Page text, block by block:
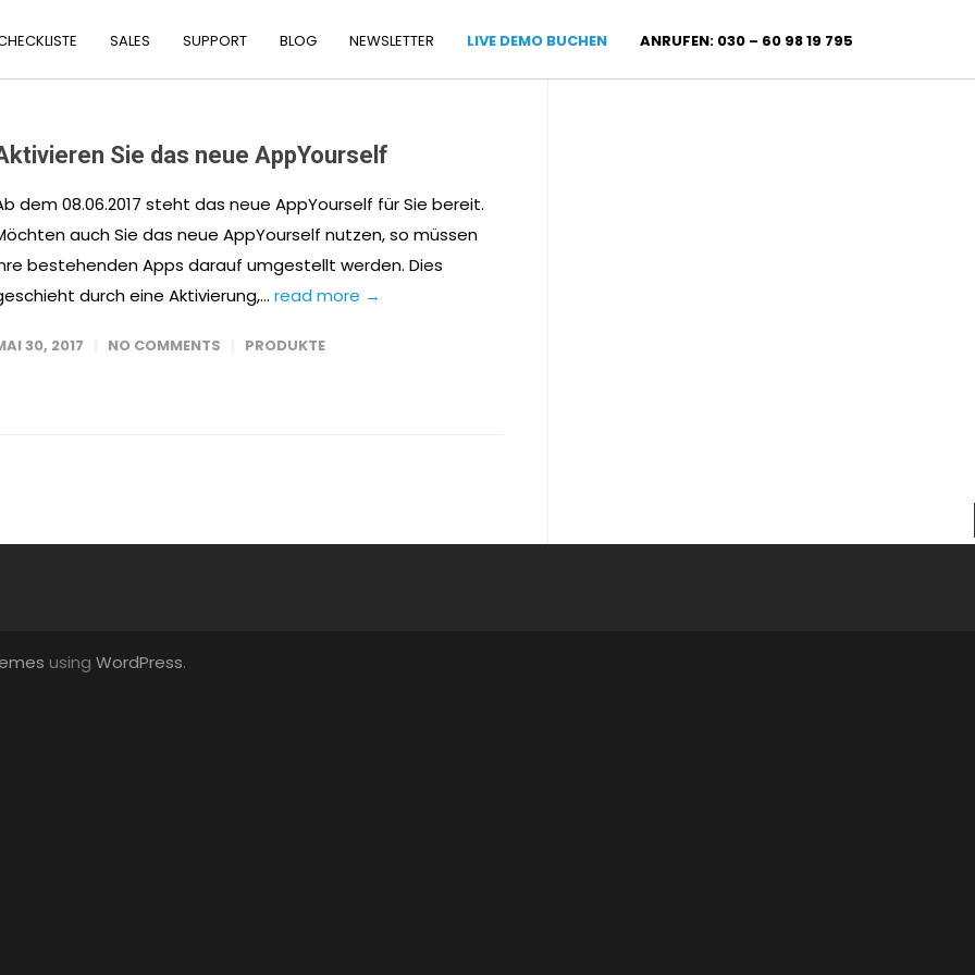
SALES SUPPORT BLOG NEWSLETTER LIVE DEMO BUCHEN ANRUFEN: 030 – 60 98 19 795
Sie das neue AppYourself
dem 08.06.2017 steht das neue AppYourself für Sie bereit.
auch Sie das neue AppYourself nutzen, so müssen
bestehenden Apps darauf umgestellt werden. Dies
durch eine Aktivierung,... read more →
30, 2017 NO COMMENTS PRODUKTE
using WordPress.